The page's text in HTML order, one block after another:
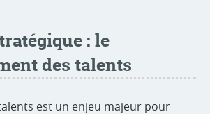
: le
des talents
est un enjeu majeur pour